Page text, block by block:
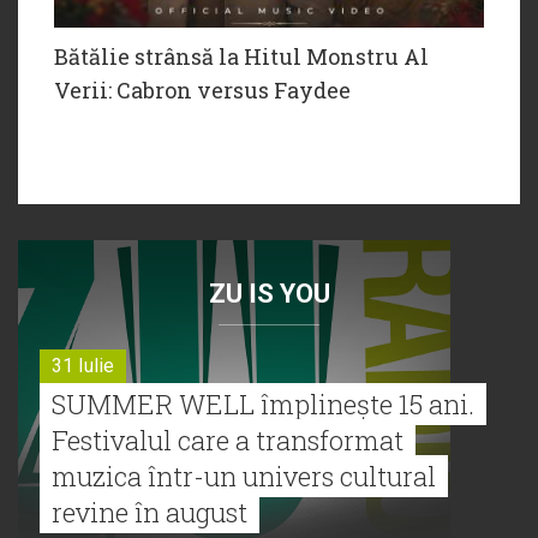
Bătălie strânsă la Hitul Monstru Al
Verii: Cabron versus Faydee
ZU IS YOU
31 Iulie
SUMMER WELL împlinește 15 ani.
Festivalul care a transformat
muzica într-un univers cultural
revine în august